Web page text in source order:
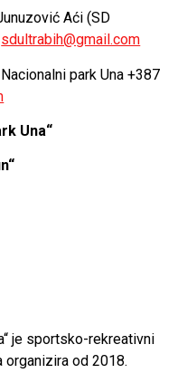
Aći (SD
sdultrabih@gmail.com
Una +387
Una“
je sportsko-rekreativni
organizira od 2018.